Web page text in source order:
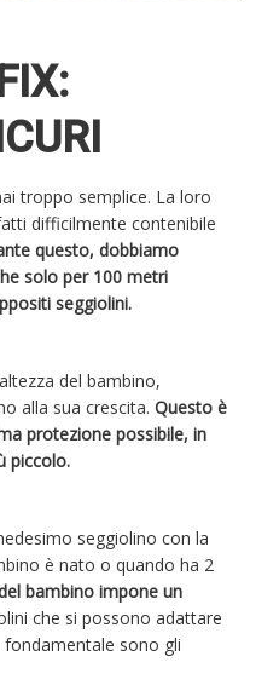
troppo semplice. La loro
difficilmente contenibile
questo, dobbiamo
solo per 100 metri
seggiolini.
del bambino,
alla sua crescita. Questo è
protezione possibile, in
piccolo.
seggiolino con la
è nato o quando ha 2
bambino impone un
che si possono adattare
sono gli